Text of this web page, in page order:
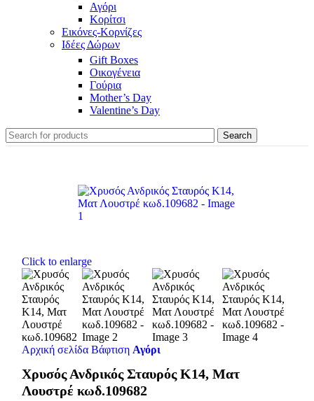
Αγόρι
Κορίτσι
Εικόνες-Κορνίζες
Ιδέες Δώρων
Gift Boxes
Οικογένεια
Γούρια
Mother’s Day
Valentine’s Day
Search
Click to enlarge
Αρχική σελίδα Βάφτιση Αγόρι
Xρυσός Ανδρικός Σταυρός Κ14, Ματ
Λουστρέ κωδ.109682